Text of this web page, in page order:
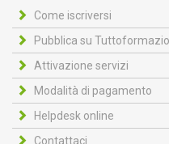
Come iscriversi
Pubblica su
Attivazione servizi
Modalità di pagamento
Helpdesk online
Contattaci